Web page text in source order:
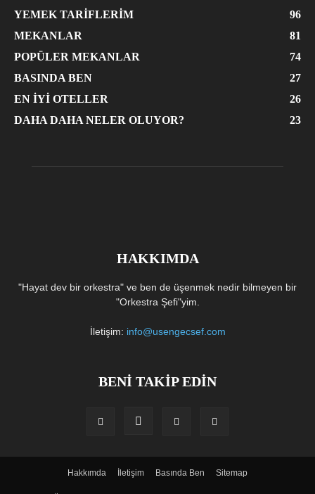
YEMEK TARIFLERIM
96
MEKANLAR
81
POPÜLER MEKANLAR
74
BASINDA BEN
27
EN İYI OTELLER
26
DAHA DAHA NELER OLUYOR?
23
HAKKIMDA
"Hayat dev bir orkestra" ve ben de üşenmek nedir bilmeyen bir
"Orkestra Şefi"yim.
İletişim: info@usengecsef.com
BENİ TAKİP EDİN
Hakkımda İletişim Basında Ben Sitemap